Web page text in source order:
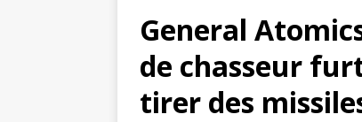
General
de chasseur
tirer des